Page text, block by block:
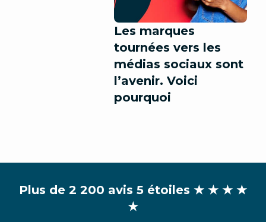
Les marques
tournées vers les
médias sociaux sont
l’avenir. Voici
pourquoi
Plus de 2 200 avis 5 étoiles ★ ★ ★ ★
★